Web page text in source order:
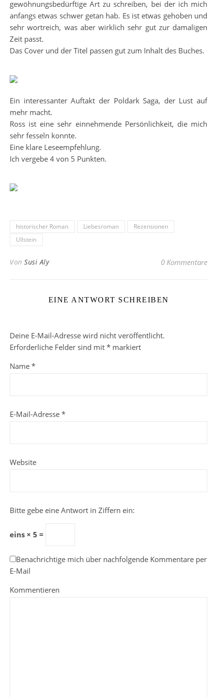
gewöhnungsbedürftige Art zu schreiben, bei der ich mich
anfangs etwas schwer getan hab. Es ist etwas gehoben und
sehr wortreich, was aber wirklich sehr gut zur damaligen
Zeit passt.
Das Cover und der Titel passen gut zum Inhalt des Buches.
Ein interessanter Auftakt der Poldark Saga, der Lust auf
mehr macht.
Ross ist eine sehr einnehmende Persönlichkeit, die mich
sehr fesseln konnte.
Eine klare Leseempfehlung.
Ich vergebe 4 von 5 Punkten.
historischer Roman Liebesroman
Rezensionen
Ullstein
Von Susi Aly 0 Kommentare
EINE ANTWORT SCHREIBEN
Deine E-Mail-Adresse wird nicht veröffentlicht.
Erforderliche Felder sind mit * markiert
Name *
E-Mail-Adresse *
Website
Bitte gebe eine Antwort in Ziffern ein:
eins × 5 =
Benachrichtige mich über nachfolgende Kommentare per
E-Mail
Kommentieren